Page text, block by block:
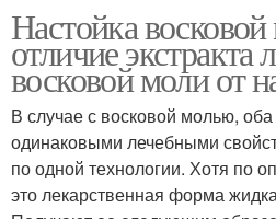
Настойка
отличие экстракта
восковой моли от
В случае с восковой молью,
одинаковыми лечебными
по одной технологии. Хотя по
это лекарственная форма